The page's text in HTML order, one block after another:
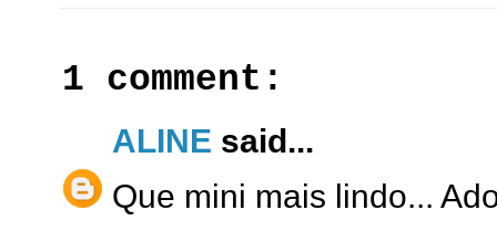
1 comment:
ALINE said...
Que mini mais lindo...